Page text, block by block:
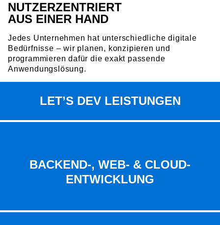
NUTZER­ZENTRIERT
AUS EINER HAND
Jedes Unternehmen hat unterschiedliche digitale
Bedürfnisse – wir planen, konzipieren und
programmieren dafür die exakt passende
Anwendungslösung.
LET’S DEV LEISTUNGEN
BACKEND-, WEB- & CLOUD-
ENTWICKLUNG